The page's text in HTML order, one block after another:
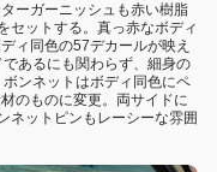
ーガーニッシュも赤い樹脂
セットする。真っ赤なボディ
ィ同色の57デカールが映え
あるにも関わらず、細身の
ンネットはボディ同色にペ
のものに変更。両サイドに
ネットピンもレーシーな雰囲